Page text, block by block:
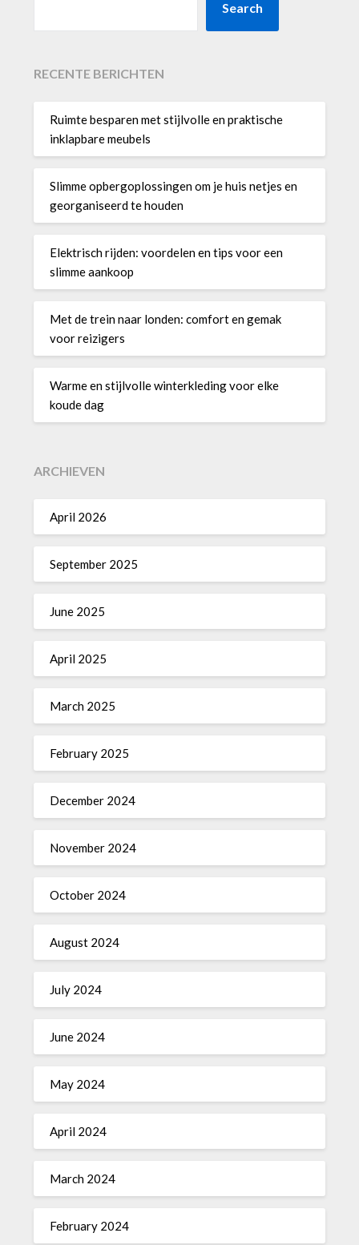
Search
RECENTE BERICHTEN
Ruimte besparen met stijlvolle en praktische
inklapbare meubels
Slimme opbergoplossingen om je huis netjes en
georganiseerd te houden
Elektrisch rijden: voordelen en tips voor een
slimme aankoop
Met de trein naar londen: comfort en gemak
voor reizigers
Warme en stijlvolle winterkleding voor elke
koude dag
ARCHIEVEN
April 2026
September 2025
June 2025
April 2025
March 2025
February 2025
December 2024
November 2024
October 2024
August 2024
July 2024
June 2024
May 2024
April 2024
March 2024
February 2024